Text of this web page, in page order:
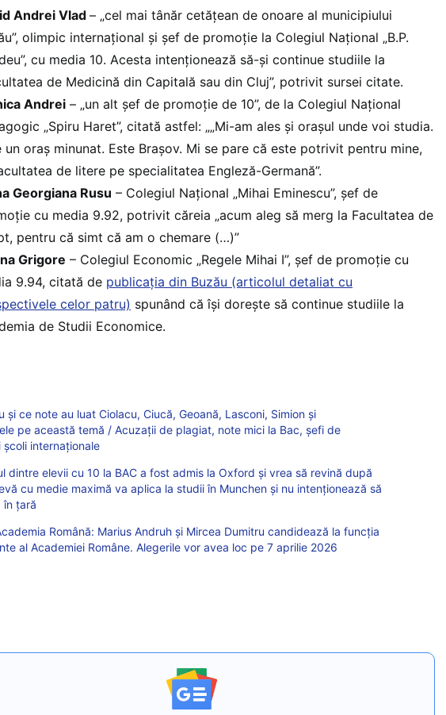
Andrei Vlad – „cel mai tânăr cetățean de onoare al municipiului
olimpic internațional și șef de promoție la Colegiul Național „B.P.
cu media 10. Acesta intenționează să-și continue studiile la
de Medicină din Capitală sau din Cluj”, potrivit sursei citate.
Andrei – „un alt șef de promoție de 10”, de la Colegiul Național
„Spiru Haret”, citată astfel: „„Mi-am ales și orașul unde voi studia.
un oraș minunat. Este Brașov. Mi se pare că este potrivit pentru mine,
de litere pe specialitatea Engleză-Germană”.
Georgiana Rusu – Colegiul Național „Mihai Eminescu”, șef de
cu media 9.92, potrivit căreia „acum aleg să merg la Facultatea de
pentru că simt că am o chemare (…)”
Grigore – Colegiul Economic „Regele Mihai I”, șef de promoție cu
9.94, citată de publicația din Buzău (articolul detaliat cu
celor patru) spunând că își dorește să continue studiile la
de Studii Economice.
și ce note au luat Ciolacu, Ciucă, Geoană, Lasconi, Simion și
pe această temă / Acuzații de plagiat, note mici la Bac, șefi de
școli internaționale
dintre elevii cu 10 la BAC a fost admis la Oxford și vrea să revină după
cu medie maximă va aplica la studii în Munchen și nu intenționează să
în țară
Română: Marius Andruh și Mircea Dumitru candidează la funcția
al Academiei Române. Alegerile vor avea loc pe 7 aprilie 2026